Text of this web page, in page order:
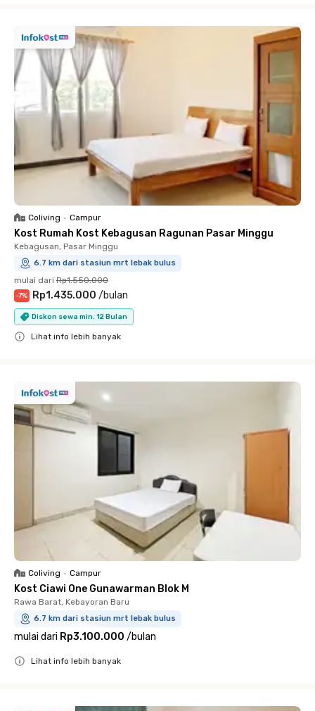
Coliving • Campur
Kost Rumah Kost Kebagusan Ragunan Pasar Minggu
Kebagusan, Pasar Minggu
6.7 km dari stasiun mrt lebak bulus
mulai dari Rp1.550.000
-7% Rp1.435.000 /bulan
Diskon sewa min. 12 Bulan
Lihat info lebih banyak
Coliving • Campur
Kost Ciawi One Gunawarman Blok M
Rawa Barat, Kebayoran Baru
6.7 km dari stasiun mrt lebak bulus
mulai dari Rp3.100.000 /bulan
Lihat info lebih banyak